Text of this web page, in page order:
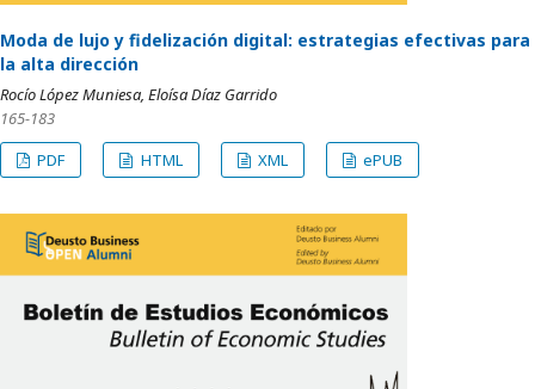
Moda de lujo y fidelización digital: estrategias efectivas para
la alta dirección
Rocío López Muniesa, Eloísa Díaz Garrido
165-183
PDF
HTML XML ePUB